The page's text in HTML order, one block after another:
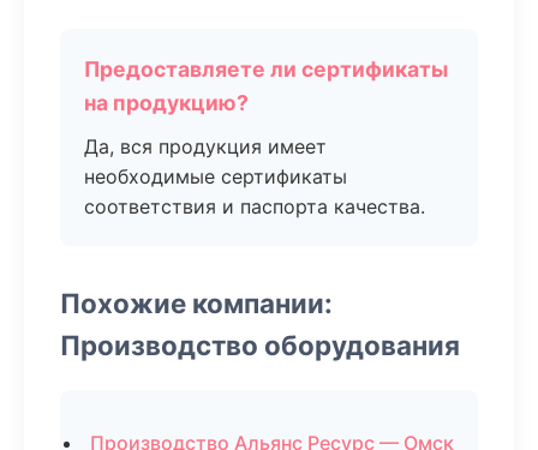
Предоставляете ли сертификаты
на продукцию?
Да, вся продукция имеет
необходимые сертификаты
соответствия и паспорта качества.
Похожие компании:
Производство оборудования
Производство Альянс Ресурс — Омск